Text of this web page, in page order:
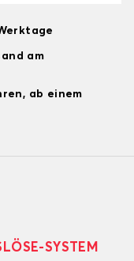
am
ab einem
SYSTEM